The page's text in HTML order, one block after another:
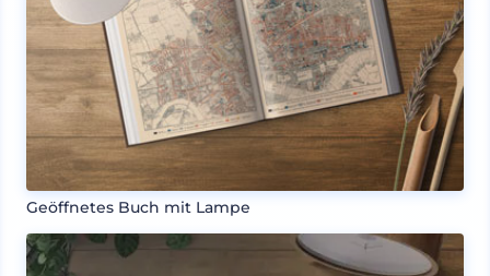
Geöffnetes Buch mit Lampe